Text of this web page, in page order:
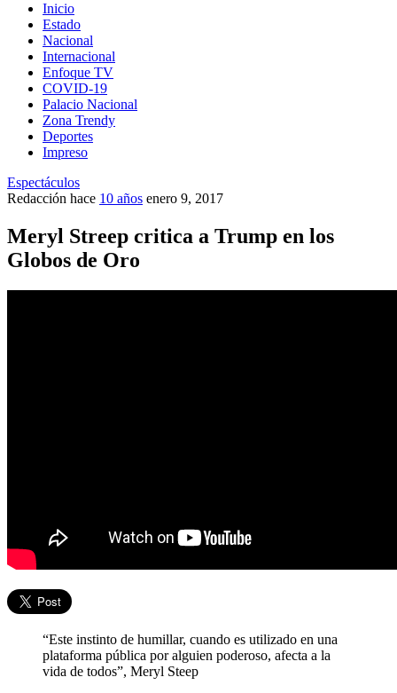
Inicio
Estado
Nacional
Internacional
Enfoque TV
COVID-19
Palacio Nacional
Zona Trendy
Deportes
Impreso
Espectáculos
Redacción hace 10 años enero 9, 2017
Meryl Streep critica a Trump en los
Globos de Oro
“Este instinto de humillar, cuando es utilizado en una
plataforma pública por alguien poderoso, afecta a la
vida de todos”, Meryl Steep